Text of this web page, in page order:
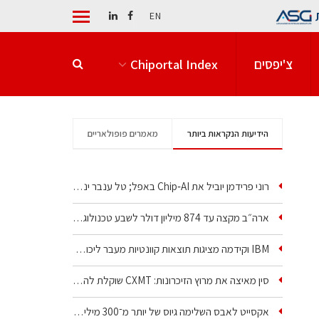
EN
צ'יפסים Chiportal Index
הידיעות הנקראות ביותר מאמרים פופולאריים
רוני פרידמן יוביל את Chip‑AI באפל; טל ענבר ינהל את…
ארה״ב מקצה עד 874 מיליון דולר לשבע טכנולוגיות שבבים…
IBM וקידמה מציגות תוצאות קוונטיות מעבר ליכולת…
סין מאיצה את מרוץ הזיכרונות: CXMT שוקלת להקים מפעל…
אקסייט לאבס השלימה גיוס של יותר מ־300 מיליון דולר…